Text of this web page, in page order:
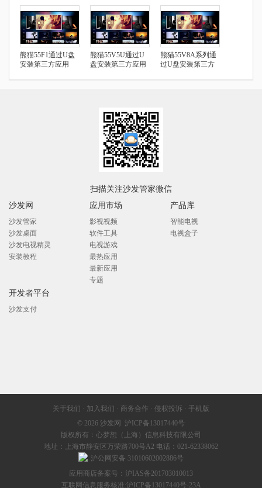
熊猫55F1通过U盘
安装第三方应用
熊猫55V5U通过U
盘安装第三方应用
熊猫55V8A系列通
过U盘安装第三方
扫描关注沙发管家微信
沙发网
沙发管家
沙发桌面
沙发电视精灵
安装教程
应用市场
影视视频
软件工具
电视游戏
最热应用
最新应用
专题
产品库
智能电视
电视盒子
开发者平台
沙发支付
关于我们 · 加入我们 · 商务合作 · 侵权投诉 · 手机版
© 2026 沙发网
沪ICP备13017440号
版权所有：心梦想（上海）信息科技有限公司
地址：上海市静安区万荣路700号A2 电话：021-62338062
沪公网安备 31010602002886号
应用商店备案号：沪IAS备201703010013
互联网信息服务核准:沪ICP备13017440号-23A